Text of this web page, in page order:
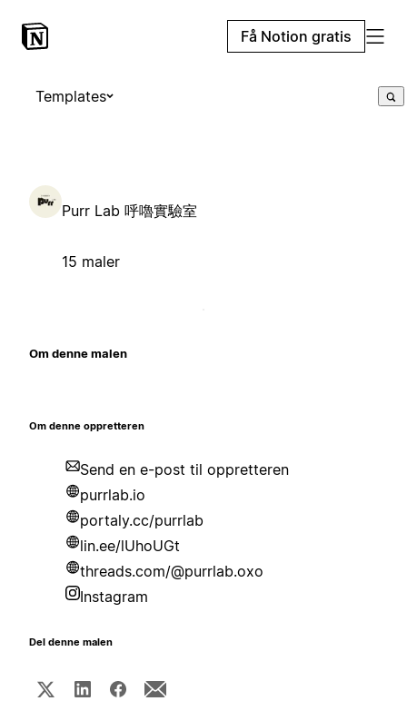
Få Notion gratis
Templates
Purr Lab 呼嚕實驗室
15 maler
Om denne malen
Om denne oppretteren
Send en e-post til oppretteren
purrlab.io
portaly.cc/purrlab
lin.ee/lUhoUGt
threads.com/@purrlab.oxo
Instagram
Del denne malen